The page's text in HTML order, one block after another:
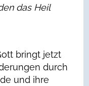
das Heil
bringt jetzt
durch
und ihre